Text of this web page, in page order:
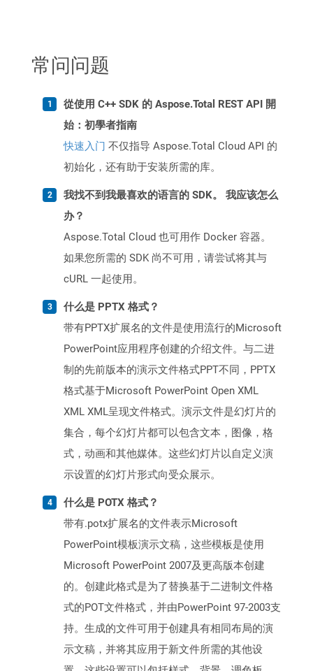
常问问题
從使用 C++ SDK 的 Aspose.Total REST API 開
始：初學者指南
快速入门 不仅指导 Aspose.Total Cloud API 的
初始化，还有助于安装所需的库。
我找不到我最喜欢的语言的 SDK。 我应该怎么
办？
Aspose.Total Cloud 也可用作 Docker 容器。
如果您所需的 SDK 尚不可用，请尝试将其与
cURL 一起使用。
什么是 PPTX 格式？
带有PPTX扩展名的文件是使用流行的Microsoft
PowerPoint应用程序创建的介绍文件。与二进
制的先前版本的演示文件格式PPT不同，PPTX
格式基于Microsoft PowerPoint Open XML
XML XML呈现文件格式。演示文件是幻灯片的
集合，每个幻灯片都可以包含文本，图像，格
式，动画和其他媒体。这些幻灯片以自定义演
示设置的幻灯片形式向受众展示。
什么是 POTX 格式？
带有.potx扩展名的文件表示Microsoft
PowerPoint模板演示文稿，这些模板是使用
Microsoft PowerPoint 2007及更高版本创建
的。创建此格式是为了替换基于二进制文件格
式的POT文件格式，并由PowerPoint 97-2003支
持。生成的文件可用于创建具有相同布局的演
示文稿，并将其应用于新文件所需的其他设